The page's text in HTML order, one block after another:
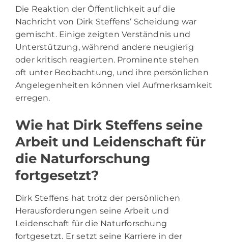
Die Reaktion der Öffentlichkeit auf die
Nachricht von Dirk Steffens‘ Scheidung war
gemischt. Einige zeigten Verständnis und
Unterstützung, während andere neugierig
oder kritisch reagierten. Prominente stehen
oft unter Beobachtung, und ihre persönlichen
Angelegenheiten können viel Aufmerksamkeit
erregen.
Wie hat Dirk Steffens seine
Arbeit und Leidenschaft für
die Naturforschung
fortgesetzt?
Dirk Steffens hat trotz der persönlichen
Herausforderungen seine Arbeit und
Leidenschaft für die Naturforschung
fortgesetzt. Er setzt seine Karriere in der